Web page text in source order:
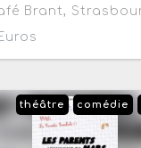
Brant,
comédie
théâtre